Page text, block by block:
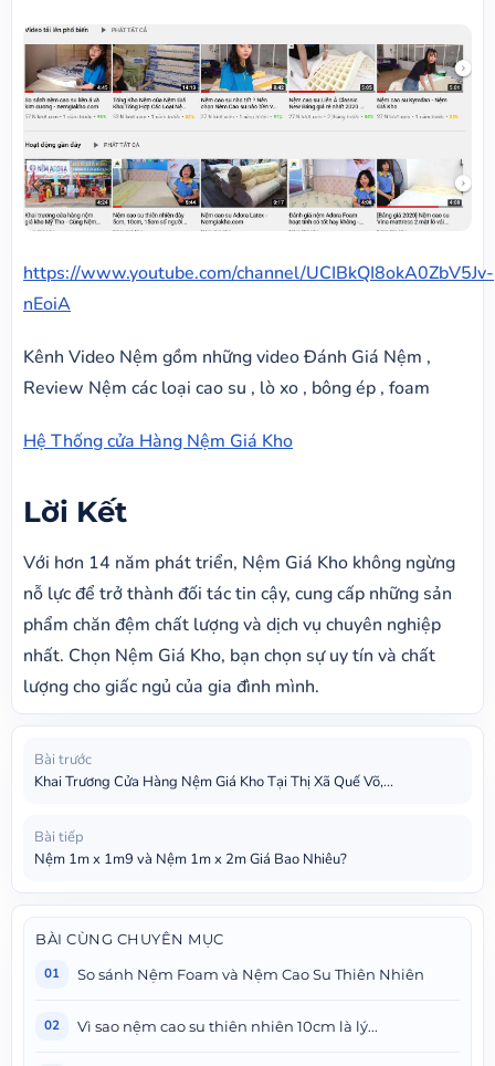
https://www.youtube.com/channel/UCIBkQI8okA0ZbV5Jv-
nEoiA
Kênh Video Nệm gồm những video Đánh Giá Nệm ,
Review Nệm các loại cao su , lò xo , bông ép , foam
Hệ Thống cửa Hàng Nệm Giá Kho
Lời Kết
Với hơn 14 năm phát triển, Nệm Giá Kho không ngừng
nỗ lực để trở thành đối tác tin cậy, cung cấp những sản
phẩm chăn đệm chất lượng và dịch vụ chuyên nghiệp
nhất. Chọn Nệm Giá Kho, bạn chọn sự uy tín và chất
lượng cho giấc ngủ của gia đình mình.
Bài trước
Khai Trương Cửa Hàng Nệm Giá Kho Tại Thị Xã Quế Võ,...
Bài tiếp
Nệm 1m x 1m9 và Nệm 1m x 2m Giá Bao Nhiêu?
BÀI CÙNG CHUYÊN MỤC
01 So sánh Nệm Foam và Nệm Cao Su Thiên Nhiên
02 Vì sao nệm cao su thiên nhiên 10cm là lý...